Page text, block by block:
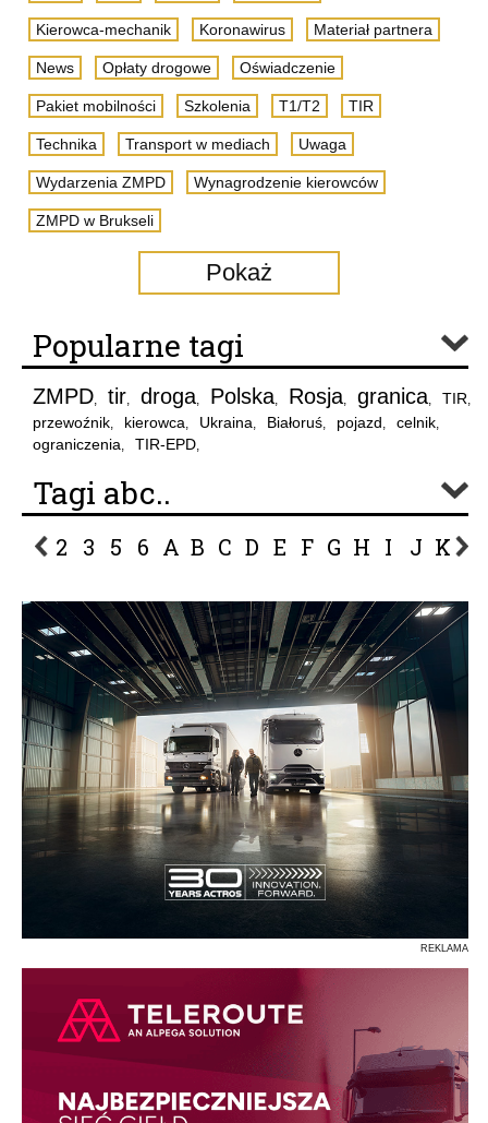
Kierowca-mechanik Koronawirus Materiał partnera
News Opłaty drogowe Oświadczenie
Pakiet mobilności Szkolenia T1/T2 TIR
Technika Transport w mediach Uwaga
Wydarzenia ZMPD Wynagrodzenie kierowców
ZMPD w Brukseli
Pokaż
Popularne tagi
ZMPD, tir, droga, Polska, Rosja, granica, TIR,
przewoźnik, kierowca, Ukraina, Białoruś, pojazd, celnik,
ograniczenia, TIR-EPD,
Tagi abc..
2 3 5 6 A B C D E F G H I J K L
REKLAMA